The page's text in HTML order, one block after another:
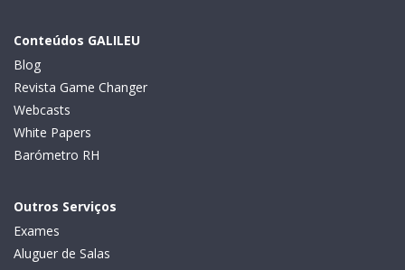
Conteúdos GALILEU
Blog
Revista Game Changer
Webcasts
White Papers
Barómetro RH
Outros Serviços
Exames
Aluguer de Salas